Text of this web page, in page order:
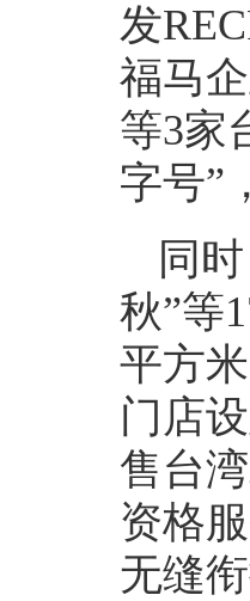
发
福马
等3家
字号”
同
秋”等
平方
门店
售台
资格
无缝